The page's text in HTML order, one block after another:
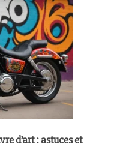
d’art : astuces et